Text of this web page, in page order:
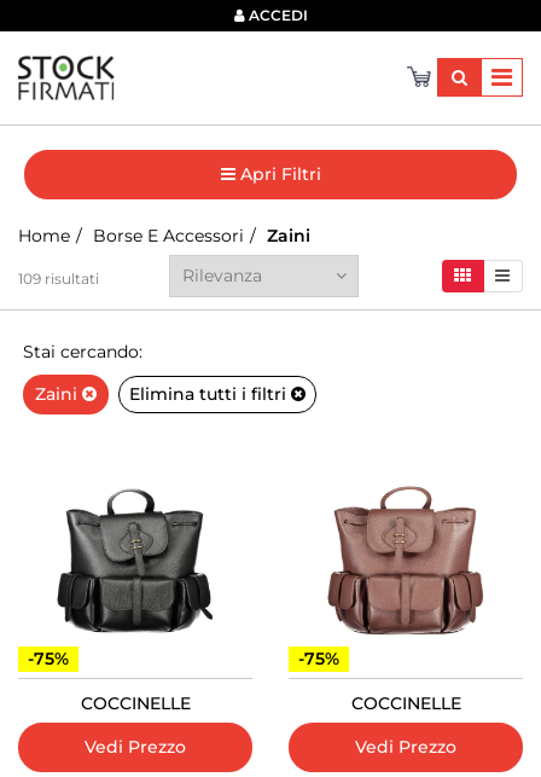
ACCEDI
Apri Filtri
Home Borse E Accessori Zaini
109 risultati
Stai cercando:
Zaini
Elimina tutti i filtri
-75%
COCCINELLE
Vedi Prezzo
-75%
COCCINELLE
Vedi Prezzo